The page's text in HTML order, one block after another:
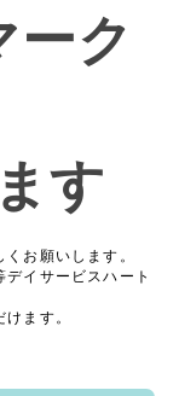
ーク
す
お願いします。
イサービスハート
ます。